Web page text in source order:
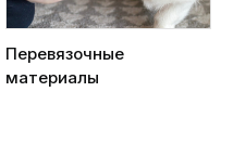
Перевязочные
материалы